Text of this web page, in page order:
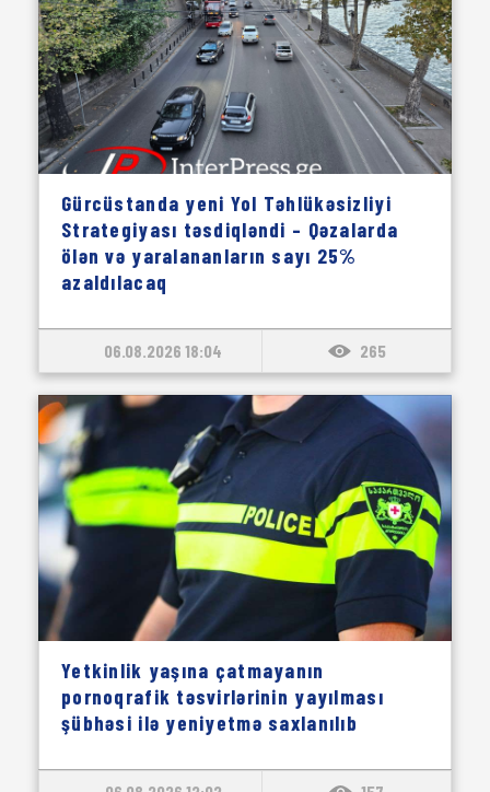
Gürcüstanda yeni Yol Təhlükəsizliyi
Strategiyası təsdiqləndi – Qəzalarda
ölən və yaralananların sayı 25%
azaldılacaq
06.08.2026 18:04 265
Yetkinlik yaşına çatmayanın
pornoqrafik təsvirlərinin yayılması
şübhəsi ilə yeniyetmə saxlanılıb